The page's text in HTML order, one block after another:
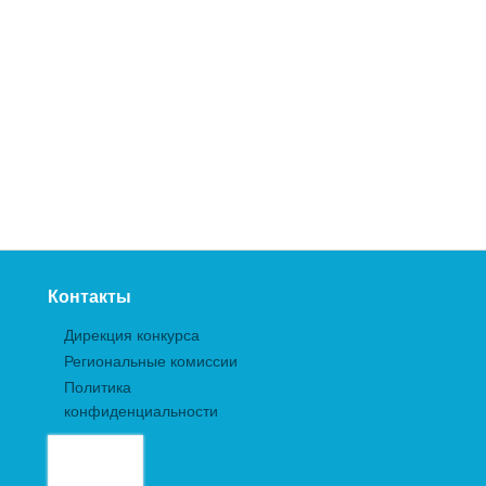
Контакты
Дирекция конкурса
Региональные комиссии
Политика
конфиденциальности